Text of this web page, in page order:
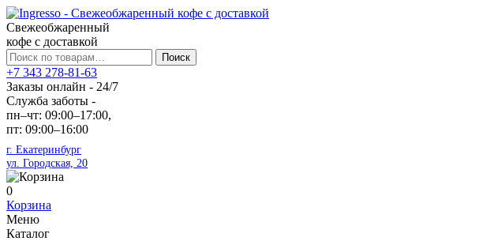
Свежеобжаренный
кофе с доставкой
Искать:
Поиск
+7 343 278-81-63
Заказы онлайн - 24/7
Служба заботы -
пн–чт: 09:00–17:00,
пт: 09:00–16:00
г. Екатеринбург
ул. Городская, 20
0
Корзина
Меню
Каталог